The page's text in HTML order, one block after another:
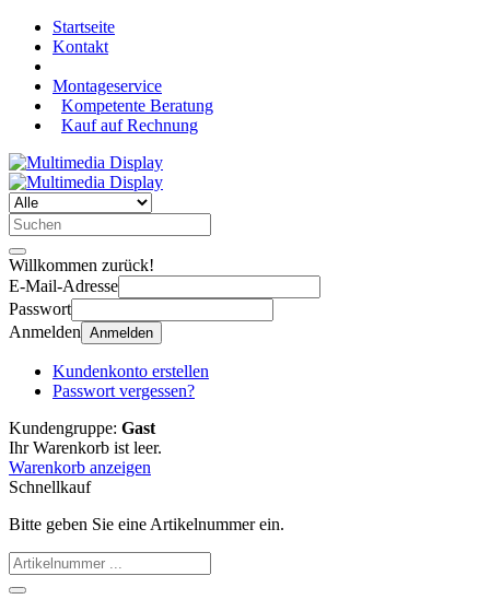
Startseite
Kontakt
Montageservice
Kompetente Beratung
Kauf auf Rechnung
Willkommen zurück!
E-Mail-Adresse
Passwort
Anmelden Anmelden
Kundenkonto erstellen
Passwort vergessen?
Kundengruppe: Gast
Ihr Warenkorb ist leer.
Warenkorb anzeigen
Schnellkauf
Bitte geben Sie eine Artikelnummer ein.